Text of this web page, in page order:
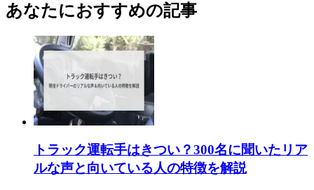
あなたにおすすめの記事
トラック運転手はきつい？300名に聞いたリア
ルな声と向いている人の特徴を解説